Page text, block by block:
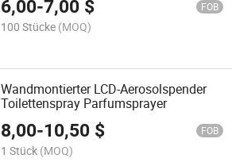
6,00-7,00 $ FOB
100 Stücke (MOQ)
Wandmontierter LCD-Aerosolspender
Toilettenspray Parfumsprayer
8,00-10,50 $ FOB
1 Stück (MOQ)